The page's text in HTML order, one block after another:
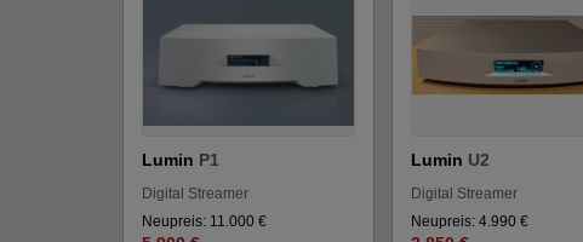
Lumin P1
Digital Streamer
Neupreis: 11.000 €
Lumin U2
Digital Streamer
Neupreis: 4.990 €